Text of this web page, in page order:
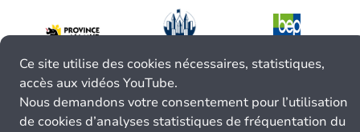
Ce site utilise des cookies nécessaires, statistiques,
accès aux vidéos YouTube.
Nous demandons votre consentement pour l’utilisation
de cookies d’analyses statistiques de fréquentation du